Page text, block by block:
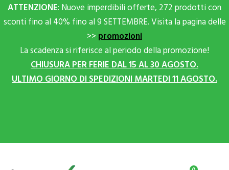
ATTENZIONE: Nuove imperdibili offerte, 272 prodotti con
sconti fino al 40% fino al 9 SETTEMBRE. Visita la pagina delle
>> promozioni
La scadenza si riferisce al periodo della promozione!
CHIUSURA PER FERIE DAL 15 AL 30 AGOSTO.
ULTIMO GIORNO DI SPEDIZIONI MARTEDI 11 AGOSTO.